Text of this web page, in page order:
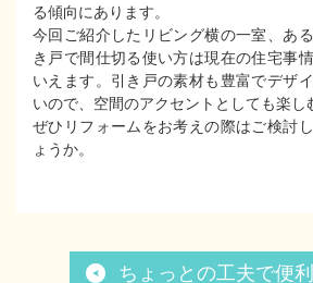
る傾向にあります。
今回ご紹介したリビング横の一室、あ
き戸で間仕切る使い方は現在の住宅事
いえます。引き戸の素材も豊富でデザ
いので、空間のアクセントとしても楽し
ぜひリフォームをお考えの際はご検討
ょうか。